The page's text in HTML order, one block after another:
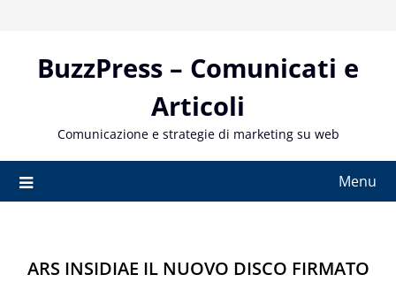
contentBuzzPress – Comunicati e
Articoli
Comunicazione e strategie di marketing su web
Menu
ARS INSIDIAE IL NUOVO DISCO FIRMATO